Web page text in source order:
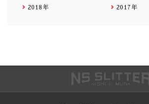
2018年 2017年